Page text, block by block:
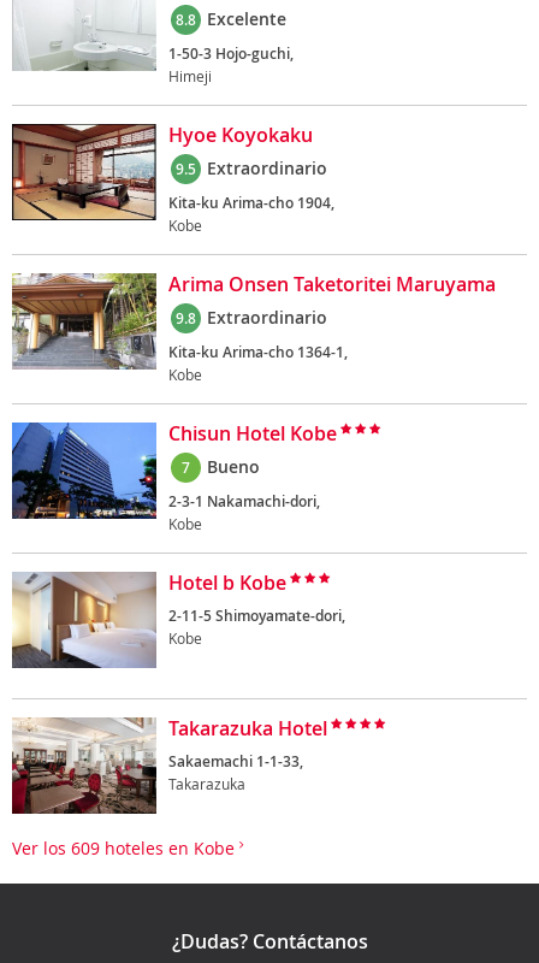
8.8 Excelente
1-50-3 Hojo-guchi,
Himeji
Hyoe Koyokaku
9.5 Extraordinario
Kita-ku Arima-cho 1904,
Kobe
Arima Onsen Taketoritei Maruyama
9.8 Extraordinario
Kita-ku Arima-cho 1364-1,
Kobe
Chisun Hotel Kobe
7 Bueno
2-3-1 Nakamachi-dori,
Kobe
Hotel b Kobe
2-11-5 Shimoyamate-dori,
Kobe
Takarazuka Hotel
Sakaemachi 1-1-33,
Takarazuka
Ver los 609 hoteles en Kobe
¿Dudas? Contáctanos